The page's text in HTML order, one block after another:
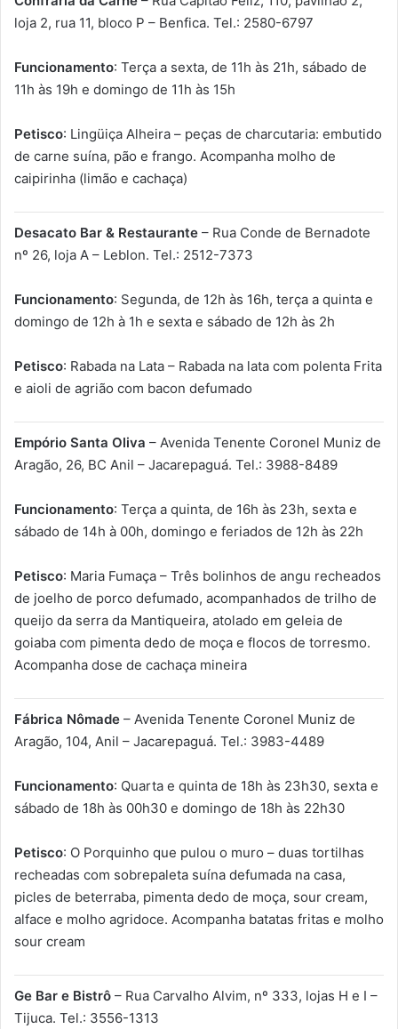
loja 2, rua 11, bloco P – Benfica. Tel.: 2580-6797
Funcionamento: Terça a sexta, de 11h às 21h, sábado de
11h às 19h e domingo de 11h às 15h
Petisco: Lingüiça Alheira – peças de charcutaria: embutido
de carne suína, pão e frango. Acompanha molho de
caipirinha (limão e cachaça)
Desacato Bar & Restaurante – Rua Conde de Bernadote
nº 26, loja A – Leblon. Tel.: 2512-7373
Funcionamento: Segunda, de 12h às 16h, terça a quinta e
domingo de 12h à 1h e sexta e sábado de 12h às 2h
Petisco: Rabada na Lata – Rabada na lata com polenta Frita
e aioli de agrião com bacon defumado
Empório Santa Oliva – Avenida Tenente Coronel Muniz de
Aragão, 26, BC Anil – Jacarepaguá. Tel.: 3988-8489
Funcionamento: Terça a quinta, de 16h às 23h, sexta e
sábado de 14h à 00h, domingo e feriados de 12h às 22h
Petisco: Maria Fumaça – Três bolinhos de angu recheados
de joelho de porco defumado, acompanhados de trilho de
queijo da serra da Mantiqueira, atolado em geleia de
goiaba com pimenta dedo de moça e flocos de torresmo.
Acompanha dose de cachaça mineira
Fábrica Nômade – Avenida Tenente Coronel Muniz de
Aragão, 104, Anil – Jacarepaguá. Tel.: 3983-4489
Funcionamento: Quarta e quinta de 18h às 23h30, sexta e
sábado de 18h às 00h30 e domingo de 18h às 22h30
Petisco: O Porquinho que pulou o muro – duas tortilhas
recheadas com sobrepaleta suína defumada na casa,
picles de beterraba, pimenta dedo de moça, sour cream,
alface e molho agridoce. Acompanha batatas fritas e molho
sour cream
Ge Bar e Bistrô – Rua Carvalho Alvim, nº 333, lojas H e I –
Tijuca. Tel.: 3556-1313